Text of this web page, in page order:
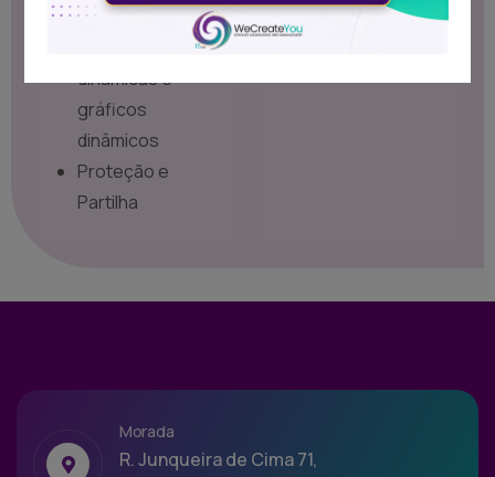
base de dados
dinâmicas e
gráficos
dinâmicos
Proteção e
Partilha
Morada
R. Junqueira de Cima 71,